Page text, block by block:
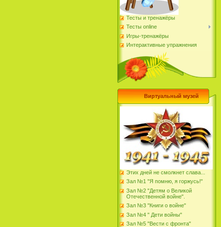
Тесты и тренажёры
Тесты online
Игры-тренажёры
Интерактивные упражнения
Виртуальный музей
Этих дней не смолкнет слава...
Зал №1 "Я помню, я горжусь!"
Зал №2 "Детям о Великой
Отечественной войне".
Зал №3 "Книги о войне"
Зал №4 " Дети войны"
Зал №5 "Вести с фронта"